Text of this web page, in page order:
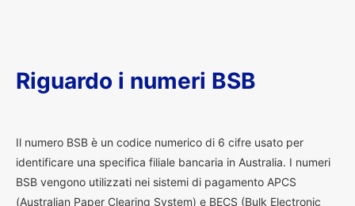
Riguardo i numeri BSB
Il numero BSB è un codice numerico di 6 cifre usato per
identificare una specifica filiale bancaria in Australia. I numeri
BSB vengono utilizzati nei sistemi di pagamento APCS
(Australian Paper Clearing System) e BECS (Bulk Electronic